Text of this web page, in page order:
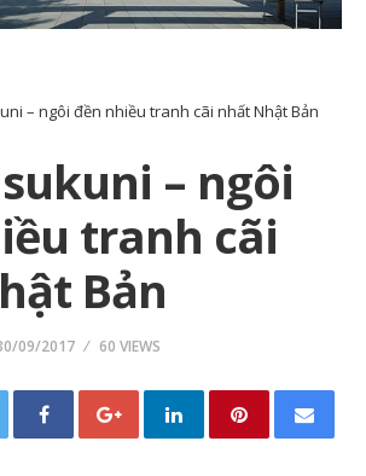
– ngôi đền nhiều tranh cãi nhất Nhật Bản
– ngôi
tranh cãi
Bản
09/2017 60 VIEWS